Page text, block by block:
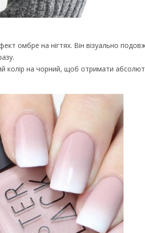
омбре на нігтях. Він візуально
колір на чорний, щоб отримати